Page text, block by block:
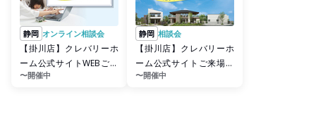
静岡 オンライン相談会
【掛川店】クレバリーホ
ーム公式サイトWEBご相
談予約
〜開催中
静岡 相談会
【掛川店】クレバリーホ
ーム公式サイトご来場予
約
〜開催中